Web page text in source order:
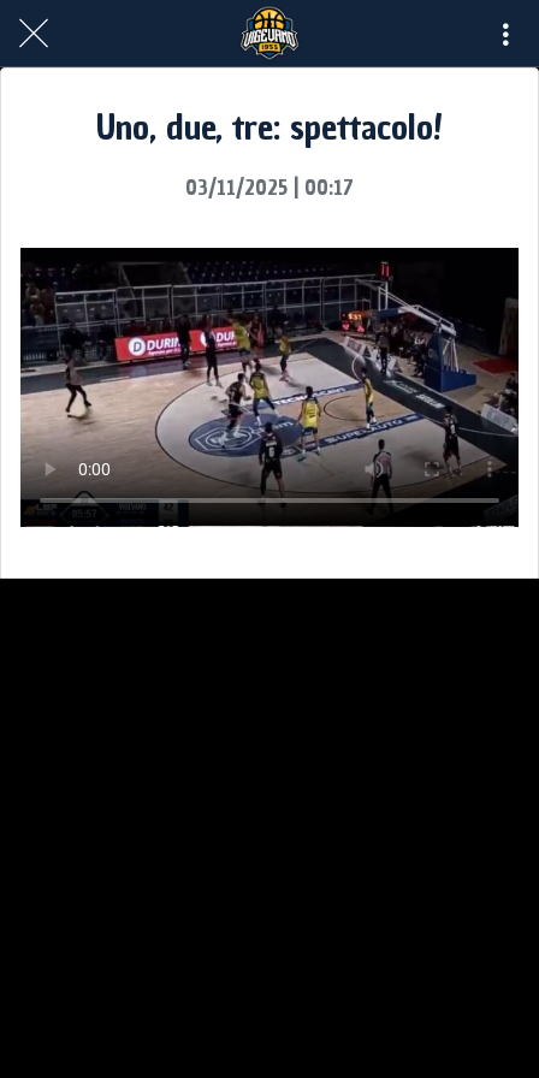
Uno, due, tre: spettacolo!
03/11/2025 | 00:17